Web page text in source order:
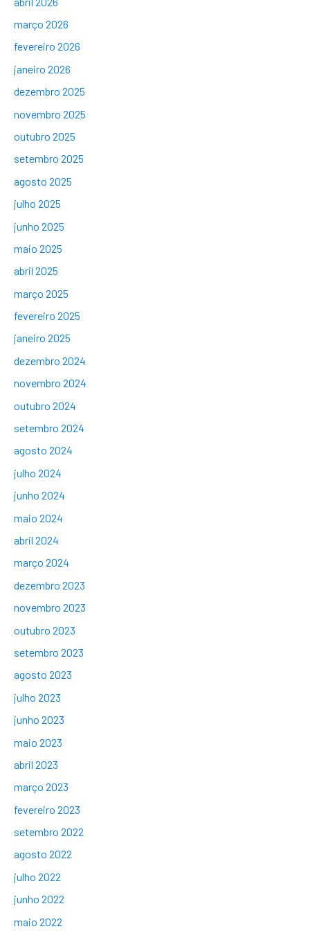
março 2026
fevereiro 2026
janeiro 2026
dezembro 2025
novembro 2025
outubro 2025
setembro 2025
agosto 2025
julho 2025
junho 2025
maio 2025
abril 2025
março 2025
fevereiro 2025
janeiro 2025
dezembro 2024
novembro 2024
outubro 2024
setembro 2024
agosto 2024
julho 2024
junho 2024
maio 2024
abril 2024
março 2024
dezembro 2023
novembro 2023
outubro 2023
setembro 2023
agosto 2023
julho 2023
junho 2023
maio 2023
abril 2023
março 2023
fevereiro 2023
setembro 2022
agosto 2022
julho 2022
junho 2022
maio 2022